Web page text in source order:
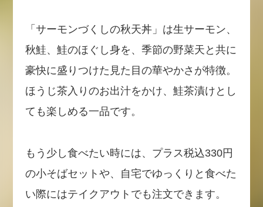
「サーモンづくしの秋天丼」は生サーモン、
秋鮭、鮭のほぐし身を、季節の野菜天と共に
豪快に盛りつけた見た目の華やかさが特徴。
ほうじ茶入りのお出汁をかけ、鮭茶漬けとし
ても楽しめる一品です。
もう少し食べたい時には、プラス税込330円
の小そばセットや、自宅でゆっくりと食べた
い際にはテイクアウトでも注文できます。